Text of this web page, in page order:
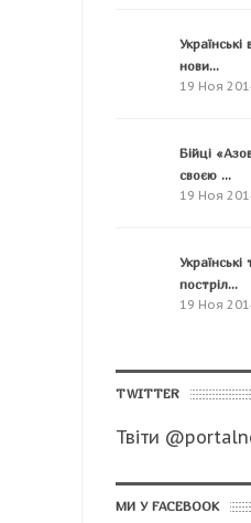
Українські
нови...
19 Ноя
Бійці
своєю ...
19 Ноя
постріл...
19 Ноя
TWITTER
Твіти
МИ У FACEBOOK